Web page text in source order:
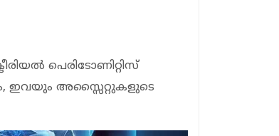
പെരിടോണിറ്റിസ്
ഇവയും അസ്സൈറ്റുകളുടെ